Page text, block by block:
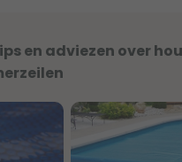
en adviezen over